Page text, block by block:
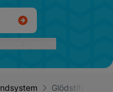
Glödstift